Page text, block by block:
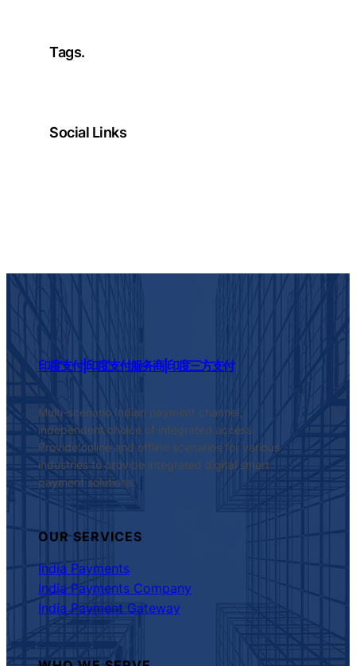
Tags.
Social Links
印度支付|印度支付服务商|印度三方支付
Multi-scenario Indian payment channel,
independent choice of integrated access.
Provide online and offline scenarios for various
industries to provide integrated digital smart
payment solutions.
OUR SERVICES
India Payments
India Payments Company
India Payment Gateway